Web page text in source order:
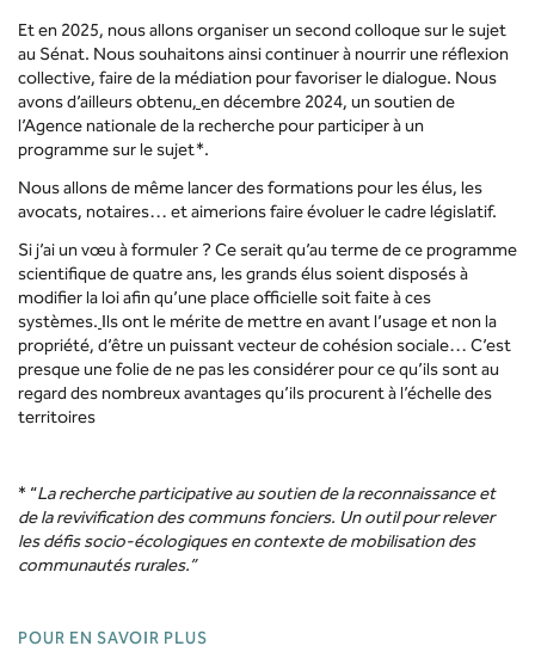
Et en 2025, nous allons organiser un second colloque sur le sujet
au Sénat. Nous souhaitons ainsi continuer à nourrir une réflexion
collective, faire de la médiation pour favoriser le dialogue. Nous
avons d’ailleurs obtenu, en décembre 2024, un soutien de
l’Agence nationale de la recherche pour participer à un
programme sur le sujet*.
Nous allons de même lancer des formations pour les élus, les
avocats, notaires… et aimerions faire évoluer le cadre législatif.
Si j’ai un vœu à formuler ? Ce serait qu’au terme de ce programme
scientifique de quatre ans, les grands élus soient disposés à
modifier la loi afin qu’une place officielle soit faite à ces
systèmes. Ils ont le mérite de mettre en avant l’usage et non la
propriété, d’être un puissant vecteur de cohésion sociale… C’est
presque une folie de ne pas les considérer pour ce qu’ils sont au
regard des nombreux avantages qu’ils procurent à l’échelle des
territoires
* “La recherche participative au soutien de la reconnaissance et
de la revivification des communs fonciers. Un outil pour relever
les défis socio-écologiques en contexte de mobilisation des
communautés rurales.”
POUR EN SAVOIR PLUS